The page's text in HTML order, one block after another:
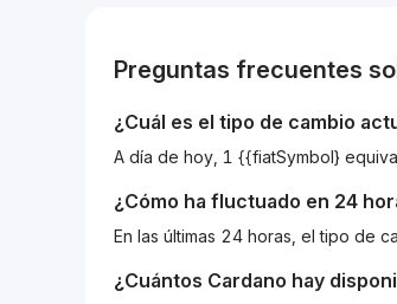
Preguntas frecuentes
¿Cuál es el tipo de cambio
A día de hoy, 1 {{fiatSymbol}
¿Cómo ha fluctuado en 24
En las últimas 24 horas, el tipo de
¿Cuántos Cardano hay